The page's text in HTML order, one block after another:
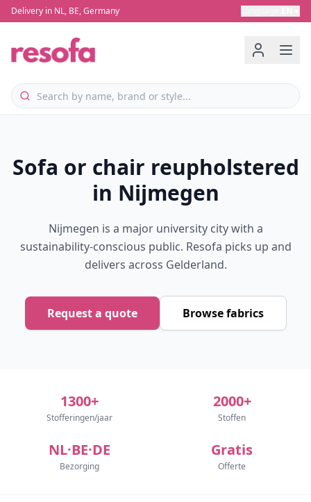
Delivery in NL, BE, Germany
Sofa or chair reupholstered
in Nijmegen
Nijmegen is a major university city with a
sustainability-conscious public. Resofa picks up and
delivers across Gelderland.
Request a quote Browse fabrics
1300+
Stofferingen/jaar
2000+
Stoffen
NL·BE·DE
Bezorging
Gratis
Offerte